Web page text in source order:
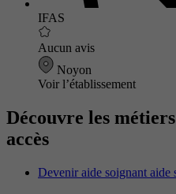
IFAS
Aucun avis
Noyon
Voir l’établissement
Découvre les
accès
Devenir aide soignant aide